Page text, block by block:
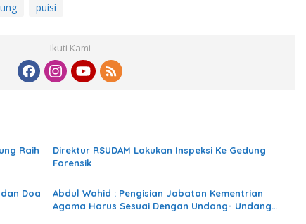
puisi
Ikuti Kami
Raih
Direktur RSUDAM Lakukan Inspeksi Ke Gedung
Forensik
Doa
Abdul Wahid : Pengisian Jabatan Kementrian
Agama Harus Sesuai Dengan Undang- Undang